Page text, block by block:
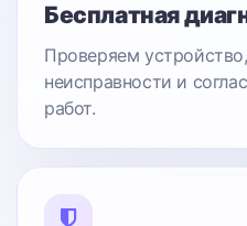
Бесплатная
Проверяем
неисправности и
работ.